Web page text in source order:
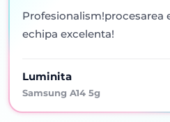
Profesionalism!procesarea
echipa excelenta!
Luminita
Samsung A14 5g